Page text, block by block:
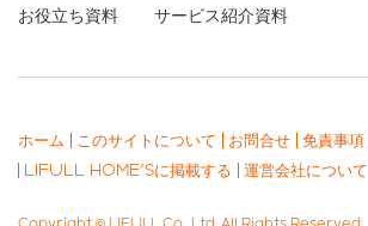
お役立ち資料 サービス紹介資料
ホーム このサイトについて お問合せ 免責事項
LIFULL HOME'Sに掲載する
運営会社について